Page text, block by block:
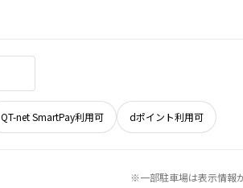
QT-net SmartPay利用可 dポイント利用可
※一部駐車場は表示情報